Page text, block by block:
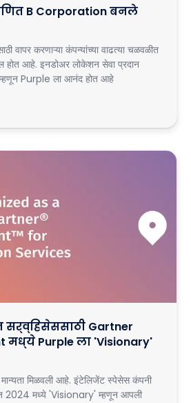
B Corporation बनले
वापर करणाऱ्या कंपन्यांच्या वाढत्या चळवळीत
होत आहे. इनडोअर लोकेशन सेवा प्रदान
म्हणून Purple ला आनंद होत आहे
Gartner
मध्ये Purple ला 'Visionary'
मान्यता मिळवली आहे. इंटेलिजेंट स्पेसेस कंपनी
मध्ये 'Visionary' म्हणून आपली